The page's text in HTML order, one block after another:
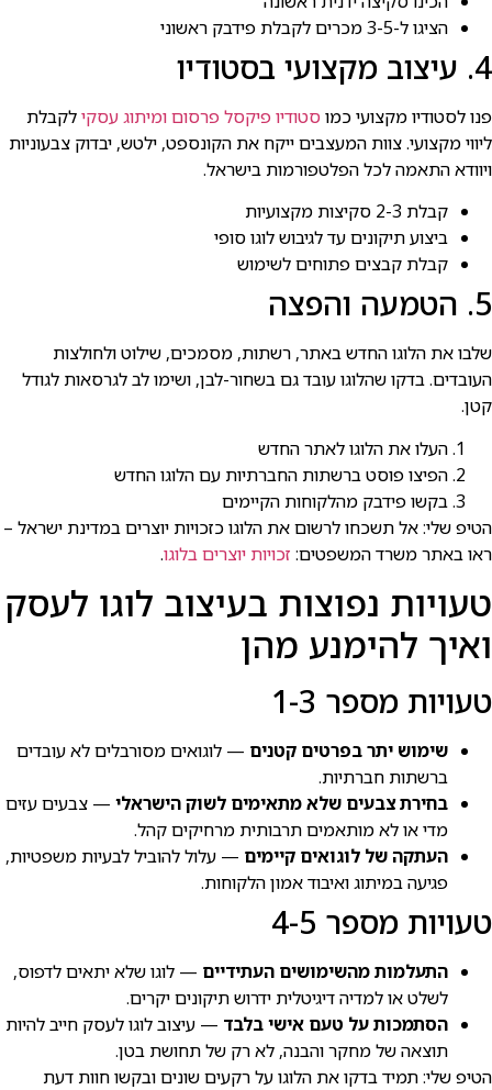
הציגו ל-3-5 מכרים לקבלת פידבק ראשוני
4. עיצוב מקצועי בסטודיו
פנו לסטודיו מקצועי כמו סטודיו פיקסל פרסום ומיתוג עסקילקבלת
ליווי מקצועי. צוות המעצבים ייקח את הקונספט, ילטש, יבדוק צבעוניות
ויוודא התאמה לכל הפלטפורמות בישראל.
קבלת 2-3 סקיצות מקצועיות
ביצוע תיקונים עד לגיבוש לוגו סופי
קבלת קבצים פתוחים לשימוש
5. הטמעה והפצה
שלבו את הלוגו החדש באתר, רשתות, מסמכים, שילוט ולחולצות
העובדים. בדקו שהלוגו עובד גם בשחור-לבן, ושימו לב לגרסאות לגודל
קטן.
העלו את הלוגו לאתר החדש
הפיצו פוסט ברשתות החברתיות עם הלוגו החדש
בקשו פידבק מהלקוחות הקיימים
הטיפ שלי: אל תשכחו לרשום את הלוגו כזכויות יוצרים במדינת ישראל –
ראו באתר משרד המשפטים: זכויות יוצרים בלוגו.
טעויות נפוצות בעיצוב לוגו לעסק
ואיך להימנע מהן
טעויות מספר 1-3
שימוש יתר בפרטים קטנים — לוגואים מסורבלים לא עובדים
ברשתות חברתיות.
בחירת צבעים שלא מתאימים לשוק הישראלי — צבעים עזים
מדי או לא מותאמים תרבותית מרחיקים קהל.
העתקה של לוגואים קיימים — עלול להוביל לבעיות משפטיות,
פגיעה במיתוג ואיבוד אמון הלקוחות.
טעויות מספר 4-5
התעלמות מהשימושים העתידיים — לוגו שלא יתאים לדפוס,
לשלט או למדיה דיגיטלית ידרוש תיקונים יקרים.
הסתמכות על טעם אישי בלבד — עיצוב לוגו לעסק חייב להיות
תוצאה של מחקר והבנה, לא רק של תחושת בטן.
הטיפ שלי: תמיד בדקו את הלוגו על רקעים שונים ובקשו חוות דעת